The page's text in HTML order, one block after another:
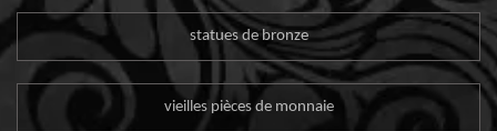
statues de bronze
vieilles pièces de monnaie